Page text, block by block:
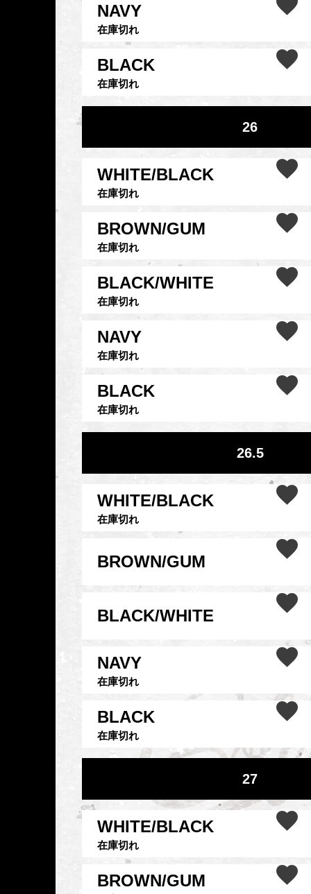
NAVY
在庫切れ
BLACK
在庫切れ
26
WHITE/BLACK
在庫切れ
BROWN/GUM
在庫切れ
BLACK/WHITE
在庫切れ
NAVY
在庫切れ
BLACK
在庫切れ
26.5
WHITE/BLACK
在庫切れ
BROWN/GUM
BLACK/WHITE
NAVY
在庫切れ
BLACK
在庫切れ
27
WHITE/BLACK
在庫切れ
BROWN/GUM